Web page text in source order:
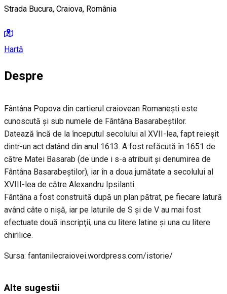
Strada Bucura, Craiova, România
Hartă
Despre
Fântâna Popova din cartierul craiovean Romaneşti este
cunoscută şi sub numele de Fântâna Basarabeştilor.
Datează încă de la începutul secolului al XVII-lea, fapt reieşit
dintr-un act datând din anul 1613. A fost refăcută în 1651 de
către Matei Basarab (de unde i s-a atribuit şi denumirea de
Fântâna Basarabeştilor), iar în a doua jumătate a secolului al
XVIII-lea de către Alexandru Ipsilanti.
Fântâna a fost construită după un plan pătrat, pe fiecare latură
având câte o nişă, iar pe laturile de S şi de V au mai fost
efectuate două inscripţii, una cu litere latine şi una cu litere
chirilice.
Sursa: fantanilecraiovei.wordpress.com/istorie/
Alte sugestii